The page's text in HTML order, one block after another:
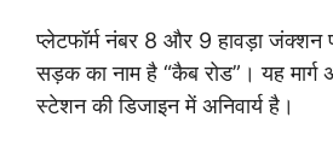
प्लेटफॉर्म नंबर 8 और 9 हावड़ा
सड़क का नाम है “कैब रोड”। यह मार्ग
स्टेशन की डिजाइन में अनिवार्य है।